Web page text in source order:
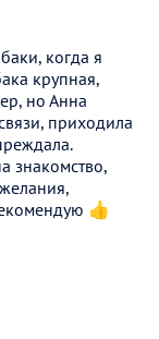
когда я
крупная,
но Анна
приходила
знакомство,
👍